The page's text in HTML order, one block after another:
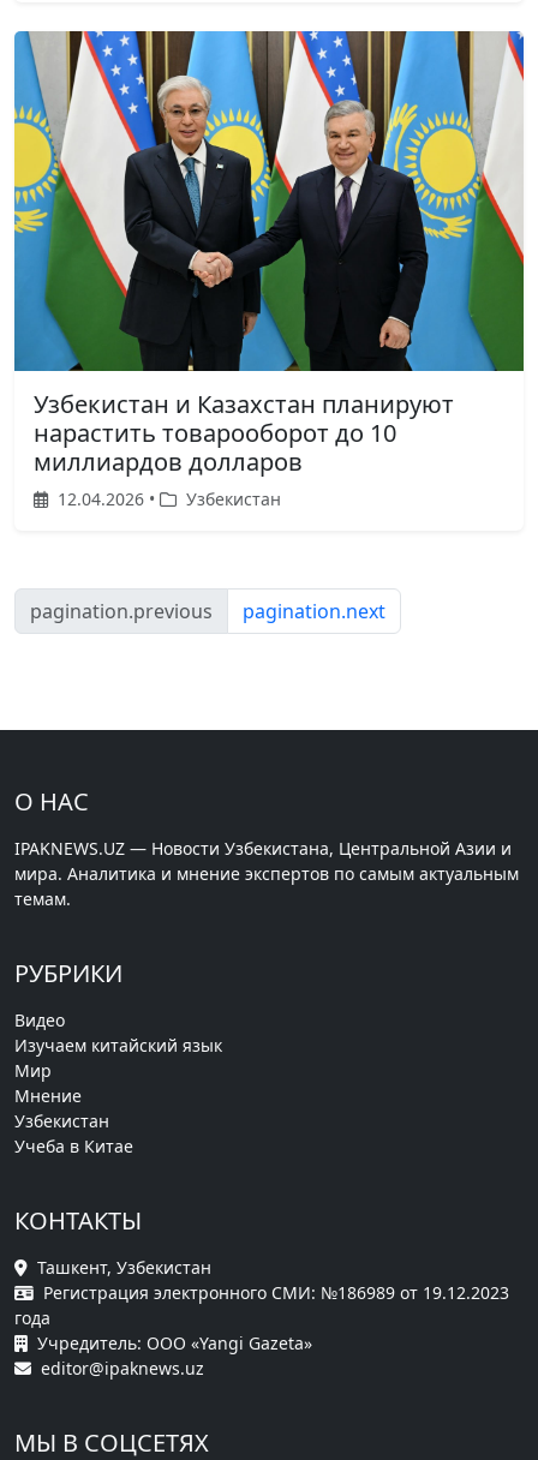
Узбекистан и Казахстан планируют
нарастить товарооборот до 10
миллиардов долларов
12.04.2026 • Узбекистан
pagination.previous pagination.next
О НАС
IPAKNEWS.UZ — Новости Узбекистана, Центральной Азии и
мира. Аналитика и мнение экспертов по самым актуальным
темам.
РУБРИКИ
Видео
Изучаем китайский язык
Мир
Мнение
Узбекистан
Учеба в Китае
КОНТАКТЫ
Ташкент, Узбекистан
Регистрация электронного СМИ: №186989 от 19.12.2023
года
Учредитель: ООО «Yangi Gazeta»
editor@ipaknews.uz
МЫ В СОЦСЕТЯХ